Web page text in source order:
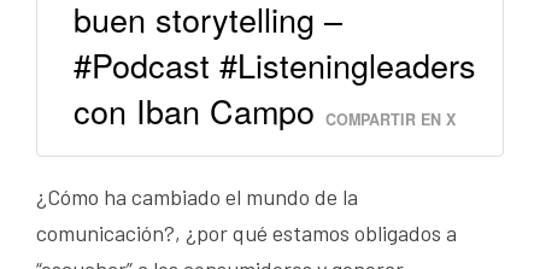
buen storytelling –
#Podcast #Listeningleaders
con Iban Campo COMPARTIR EN X
¿Cómo ha cambiado el mundo de la
comunicación?, ¿por qué estamos obligados a